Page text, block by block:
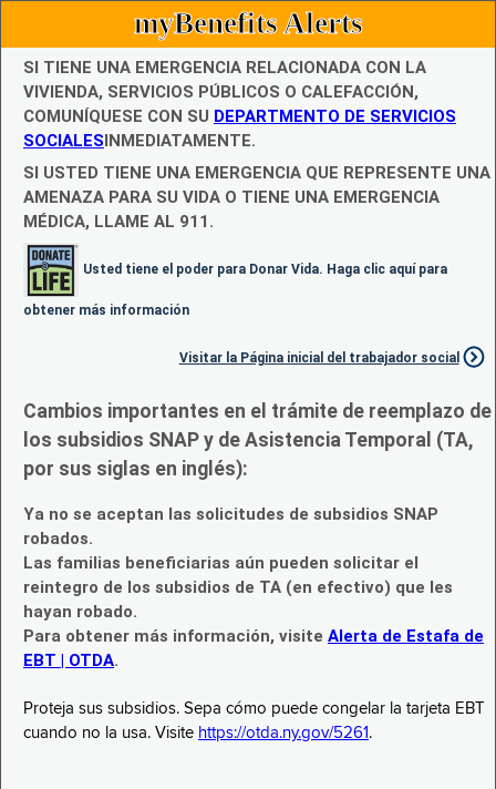
myBenefits Alerts
SI TIENE UNA EMERGENCIA RELACIONADA CON LA
VIVIENDA, SERVICIOS PÚBLICOS O CALEFACCIÓN,
COMUNÍQUESE CON SU DEPARTMENTO DE SERVICIOS
SOCIALESINMEDIATAMENTE.
SI USTED TIENE UNA EMERGENCIA QUE REPRESENTE UNA
AMENAZA PARA SU VIDA O TIENE UNA EMERGENCIA
MÉDICA, LLAME AL 911.
Usted tiene el poder para Donar Vida. Haga clic aquí para
obtener más información
Visitar la Página inicial del trabajador social
Cambios importantes en el trámite de reemplazo de
los subsidios SNAP y de Asistencia Temporal (TA,
por sus siglas en inglés):
Ya no se aceptan las solicitudes de subsidios SNAP
robados.
Las familias beneficiarias aún pueden solicitar el
reintegro de los subsidios de TA (en efectivo) que les
hayan robado.
Para obtener más información, visite Alerta de Estafa de
EBT | OTDA.
Proteja sus subsidios. Sepa cómo puede congelar la tarjeta EBT
cuando no la usa. Visite https://otda.ny.gov/5261 .